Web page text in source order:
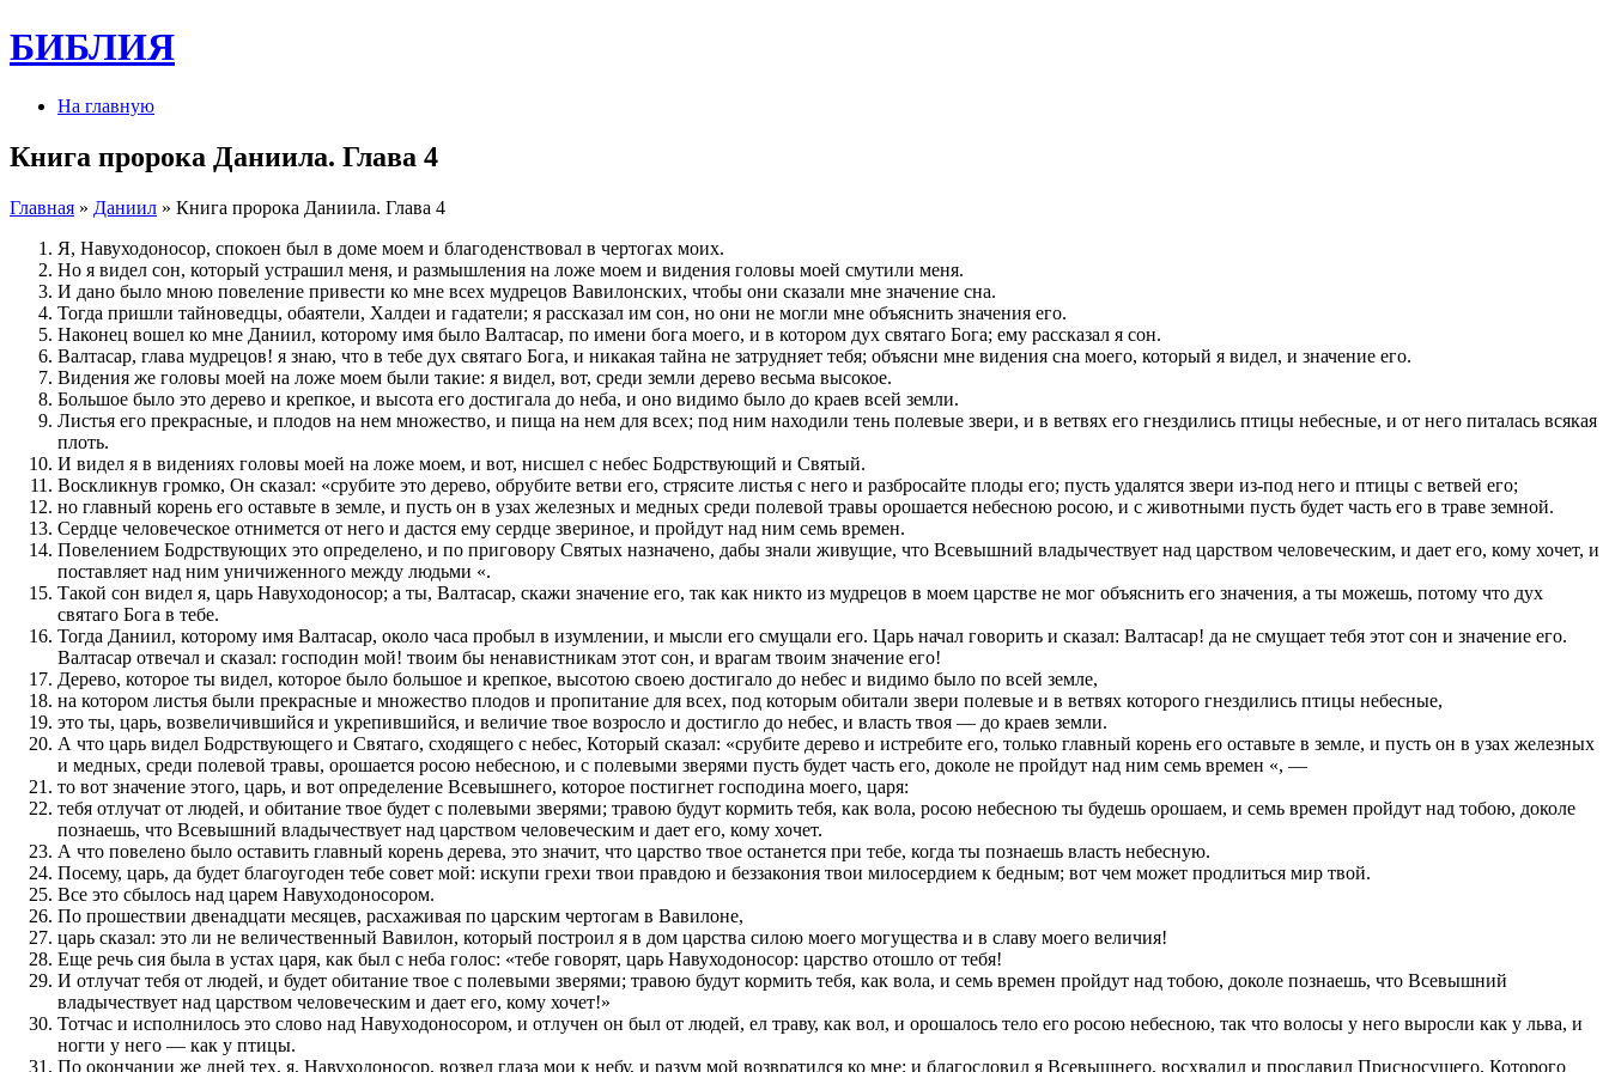
БИБЛИЯ
На главную
Книга пророка Даниила. Глава 4
Главная » Даниил » Книга пророка Даниила. Глава 4
Я, Навуходоносор, спокоен был в доме моем и благоденствовал в чертогах моих.
Но я видел сон, который устрашил меня, и размышления на ложе моем и видения головы моей смутили меня.
И дано было мною повеление привести ко мне всех мудрецов Вавилонских, чтобы они сказали мне значение сна.
Тогда пришли тайноведцы, обаятели, Халдеи и гадатели; я рассказал им сон, но они не могли мне объяснить значения его.
Наконец вошел ко мне Даниил, которому имя было Валтасар, по имени бога моего, и в котором дух святаго Бога; ему рассказал я сон.
Валтасар, глава мудрецов! я знаю, что в тебе дух святаго Бога, и никакая тайна не затрудняет тебя; объясни мне видения сна моего, который я видел, и значение его.
Видения же головы моей на ложе моем были такие: я видел, вот, среди земли дерево весьма высокое.
Большое было это дерево и крепкое, и высота его достигала до неба, и оно видимо было до краев всей земли.
Листья его прекрасные, и плодов на нем множество, и пища на нем для всех; под ним находили тень полевые звери, и в ветвях его гнездились птицы небесные, и от него питалась всякая
плоть.
И видел я в видениях головы моей на ложе моем, и вот, нисшел с небес Бодрствующий и Святый.
Воскликнув громко, Он сказал: «срубите это дерево, обрубите ветви его, стрясите листья с него и разбросайте плоды его; пусть удалятся звери из-под него и птицы с ветвей его;
но главный корень его оставьте в земле, и пусть он в узах железных и медных среди полевой травы орошается небесною росою, и с животными пусть будет часть его в траве земной.
Сердце человеческое отнимется от него и дастся ему сердце звериное, и пройдут над ним семь времен.
Повелением Бодрствующих это определено, и по приговору Святых назначено, дабы знали живущие, что Всевышний владычествует над царством человеческим, и дает его, кому хочет, и
поставляет над ним уничиженного между людьми «.
Такой сон видел я, царь Навуходоносор; а ты, Валтасар, скажи значение его, так как никто из мудрецов в моем царстве не мог объяснить его значения, а ты можешь, потому что дух
святаго Бога в тебе.
Тогда Даниил, которому имя Валтасар, около часа пробыл в изумлении, и мысли его смущали его. Царь начал говорить и сказал: Валтасар! да не смущает тебя этот сон и значение его.
Валтасар отвечал и сказал: господин мой! твоим бы ненавистникам этот сон, и врагам твоим значение его!
Дерево, которое ты видел, которое было большое и крепкое, высотою своею достигало до небес и видимо было по всей земле,
на котором листья были прекрасные и множество плодов и пропитание для всех, под которым обитали звери полевые и в ветвях которого гнездились птицы небесные,
это ты, царь, возвеличившийся и укрепившийся, и величие твое возросло и достигло до небес, и власть твоя — до краев земли.
А что царь видел Бодрствующего и Святаго, сходящего с небес, Который сказал: «срубите дерево и истребите его, только главный корень его оставьте в земле, и пусть он в узах железных
и медных, среди полевой травы, орошается росою небесною, и с полевыми зверями пусть будет часть его, доколе не пройдут над ним семь времен «, —
то вот значение этого, царь, и вот определение Всевышнего, которое постигнет господина моего, царя:
тебя отлучат от людей, и обитание твое будет с полевыми зверями; травою будут кормить тебя, как вола, росою небесною ты будешь орошаем, и семь времен пройдут над тобою, доколе
познаешь, что Всевышний владычествует над царством человеческим и дает его, кому хочет.
А что повелено было оставить главный корень дерева, это значит, что царство твое останется при тебе, когда ты познаешь власть небесную.
Посему, царь, да будет благоугоден тебе совет мой: искупи грехи твои правдою и беззакония твои милосердием к бедным; вот чем может продлиться мир твой.
Все это сбылось над царем Навуходоносором.
По прошествии двенадцати месяцев, расхаживая по царским чертогам в Вавилоне,
царь сказал: это ли не величественный Вавилон, который построил я в дом царства силою моего могущества и в славу моего величия!
Еще речь сия была в устах царя, как был с неба голос: «тебе говорят, царь Навуходоносор: царство отошло от тебя!
И отлучат тебя от людей, и будет обитание твое с полевыми зверями; травою будут кормить тебя, как вола, и семь времен пройдут над тобою, доколе познаешь, что Всевышний
владычествует над царством человеческим и дает его, кому хочет!»
Тотчас и исполнилось это слово над Навуходоносором, и отлучен он был от людей, ел траву, как вол, и орошалось тело его росою небесною, так что волосы у него выросли как у льва, и
ногти у него — как у птицы.
По окончании же дней тех, я, Навуходоносор, возвел глаза мои к небу, и разум мой возвратился ко мне; и благословил я Всевышнего, восхвалил и прославил Присносущего, Которого